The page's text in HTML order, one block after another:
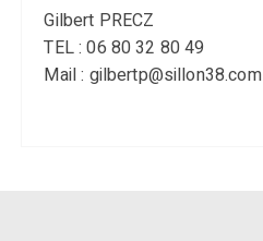
Gilbert PRECZ
TEL : 06 80 32 80 49
Mail : gilbertp@sillon38.com